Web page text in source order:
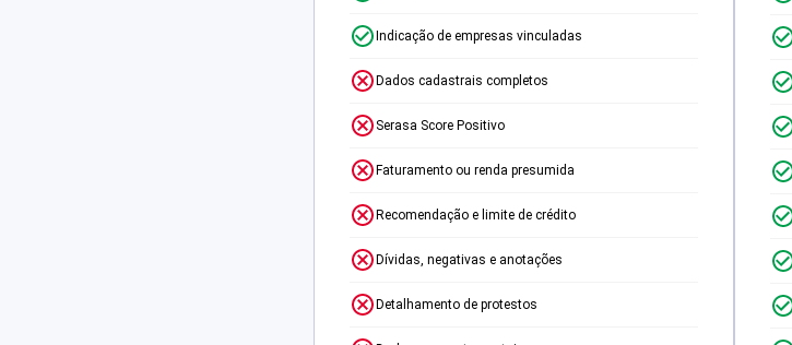
Indicação de empresas vinculadas
Dados cadastrais completos
Serasa Score Positivo
Faturamento ou renda presumida
Recomendação e limite de crédito
Dívidas, negativas e anotações
Detalhamento de protestos